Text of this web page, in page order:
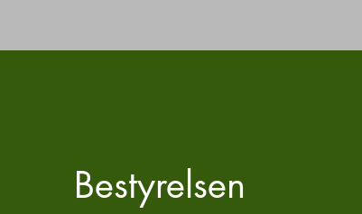
Bestyrelsen